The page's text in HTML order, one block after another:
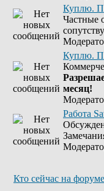
Куплю.
Частные
Куплю.
месяц!
Работа
Кто сейчас на форуме